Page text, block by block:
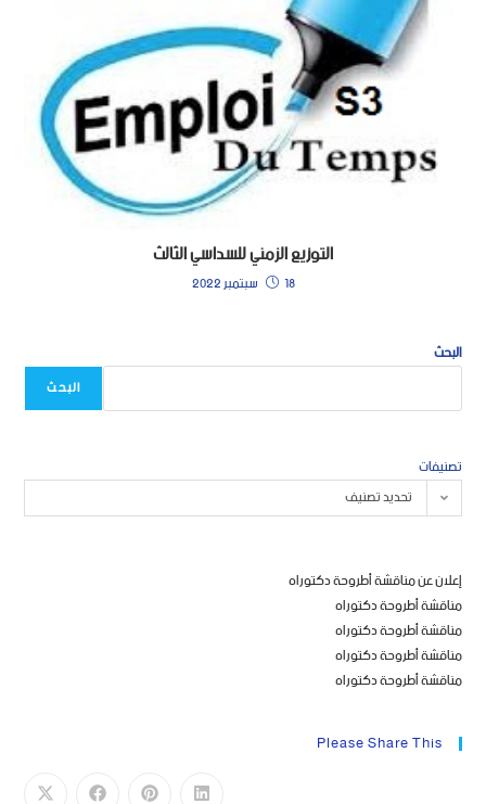
التوزيع الزمني للسداسي الثالث
18 سبتمبر 2022
البحث
البحث
تصنيفات
تحديد تصنيف
إعلان عن مناقشة أطروحة دكتوراه
مناقشة أطروحة دكتوراه
مناقشة أطروحة دكتوراه
مناقشة أطروحة دكتوراه
مناقشة أطروحة دكتوراه
Please Share This